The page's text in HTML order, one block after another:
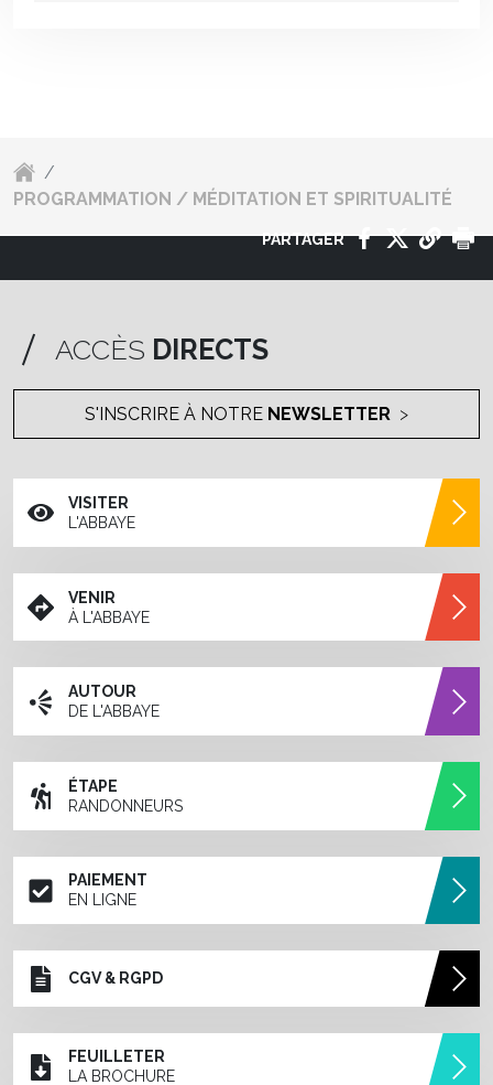
/
PROGRAMMATION / MÉDITATION ET SPIRITUALITÉ
PARTAGER
ACCÈS DIRECTS
S'INSCRIRE À NOTRE NEWSLETTER
VISITER
L'ABBAYE
VENIR
À L'ABBAYE
AUTOUR
DE L'ABBAYE
ÉTAPE
RANDONNEURS
PAIEMENT
EN LIGNE
CGV & RGPD
FEUILLETER
LA BROCHURE